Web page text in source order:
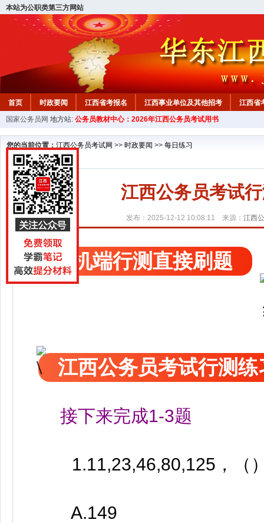
本站为公职类第三方网站
首页 时政要闻 江西省考报名 江西事业单位及其他招考 江西省
教材中心
国家公务员网 地方站: 公务员教材中心：2026年江西公务员考试用书
您的当前位置： 江西公务员考试网 >> 时政要闻 >> 每日练习
江西公务员考试
发布：2025-12-12 10:08:11 来源： 江西
手机端行测直接刷题
江西公务员考试行测练
接下来完成1-3题
1.11,23,46,80,125，（
A.149